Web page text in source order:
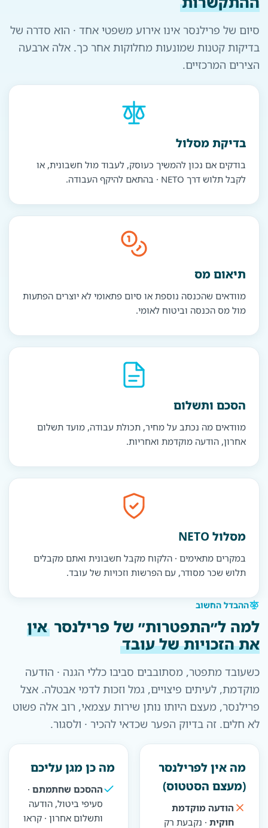
סיום של פרילנסר אינו אירוע משפטי אחד · הוא סדרה של
בדיקות קטנות שמונעות מחלוקות אחר כך. אלה ארבעה
הצירים המרכזיים.
בדיקת מסלול
בודקים אם נכון להמשיך כעוסק, לעבוד מול חשבונית, או
לקבל תלוש דרך NETO · בהתאם להיקף העבודה.
תיאום מס
מוודאים שהכנסה נוספת או סיום פתאומי לא יוצרים הפתעות
מול מס הכנסה וביטוח לאומי.
הסכם ותשלום
מוודאים מה נכתב על מחיר, תכולת עבודה, מועד תשלום
אחרון, הודעה מוקדמת ואחריות.
מסלול NETO
במקרים מתאימים · הלקוח מקבל חשבונית ואתם מקבלים
תלוש שכר מסודר, עם הפרשות וזכויות של עובד.
ההבדל החשוב
למה ל״התפטרות״ של פרילנסר אין
את הזכויות של עובד
כשעובד מתפטר, מסתובבים סביבו כללי הגנה · הודעה
מוקדמת, לעיתים פיצויים, גמל וזכות לדמי אבטלה. אצל
פרילנסר, מעצם היותו נותן שירות עצמאי, רוב אלה פשוט
לא חלים. זה בדיוק הפער שכדאי להכיר · ולסגור.
מה אין לפרילנסר
(מעצם הסטטוס)
הודעה מוקדמת
חוקית · נקבעת רק
מה כן מגן עליכם
ההסכם שחתמתם ·
סעיפי ביטול, הודעה
ותשלום אחרון · קראו